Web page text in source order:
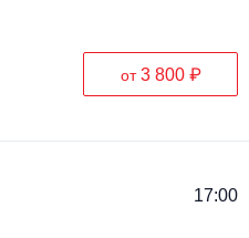
от3 800 ₽
17:00